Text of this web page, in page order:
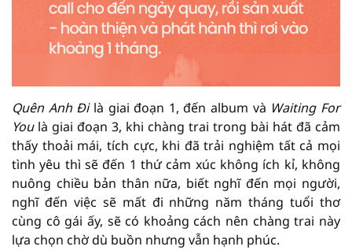
Quên Anh Đi là giai đoạn 1, đến album và Waiting For
You là giai đoạn 3, khi chàng trai trong bài hát đã cảm
thấy thoải mái, tích cực, khi đã trải nghiệm tất cả mọi
tình yêu thì sẽ đến 1 thứ cảm xúc không ích kỉ, không
nuông chiều bản thân nữa, biết nghĩ đến mọi người,
nghĩ đến việc sẽ mất đi những năm tháng tuổi thơ
cùng cô gái ấy, sẽ có khoảng cách nên chàng trai này
lựa chọn chờ dù buồn nhưng vẫn hạnh phúc.